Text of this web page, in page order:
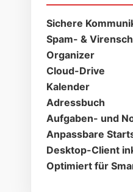
Sichere
Spam- &
Organizer
Cloud-Drive
Kalender
Adressbuch
Aufgaben- und
Anpassbare
Desktop-Client
Optimiert für